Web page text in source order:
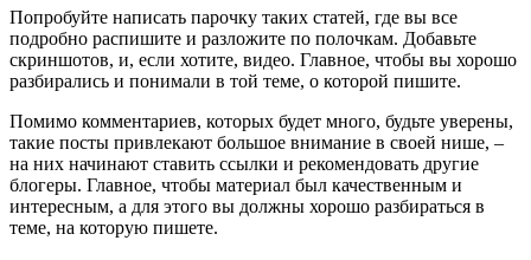
Попробуйте написать парочку таких статей, где вы все
подробно распишите и разложите по полочкам. Добавьте
скриншотов, и, если хотите, видео. Главное, чтобы вы хорошо
разбирались и понимали в той теме, о которой пишите.
Помимо комментариев, которых будет много, будьте уверены,
такие посты привлекают большое внимание в своей нише, –
на них начинают ставить ссылки и рекомендовать другие
блогеры. Главное, чтобы материал был качественным и
интересным, а для этого вы должны хорошо разбираться в
теме, на которую пишете.